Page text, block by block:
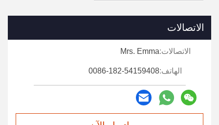
الاتصالات
الاتصالات:Mrs. Emma
الهاتف:0086-182-54159408